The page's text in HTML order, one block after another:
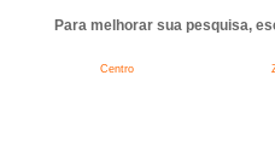
Para melhorar sua pesquisa,
Centro